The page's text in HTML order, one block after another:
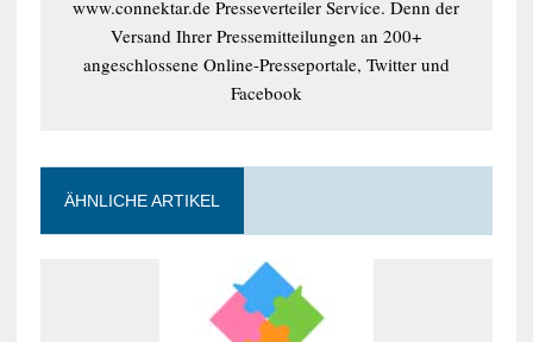
www.connektar.de Presseverteiler Service. Denn der
Versand Ihrer Pressemitteilungen an 200+
angeschlossene Online-Presseportale, Twitter und
Facebook
ÄHNLICHE ARTIKEL